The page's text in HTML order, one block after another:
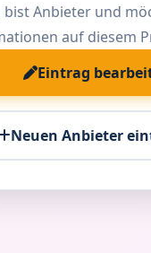
bist Anbieter und
auf diesem
Eintrag
Neuen Anbieter